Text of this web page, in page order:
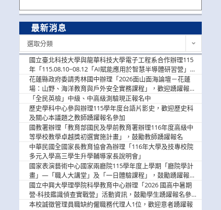
最新消息
選取分類
國立臺北科技大學與龍華科技大學電子工程系合作辦理115
年「115.08.10~08.12「AI賦能應用於智慧半導體研習營」，
歡迎學生踴躍報名參加
花蓮縣政府委請秀林國中辦理「2026面山面海論壇－花蓮
場：山野、海洋教育與戶外安全實務課程」，歡迎踴躍報名
參加
「全民英檢」中級、中高級測驗現正報名中
歷史學科中心參與辦理115學年度台語片影史，歡迎歷史科
及關心本議題之教師踴躍報名參加
國教署辦理「教育部國民及學前教育署辦理116年度高級中
等學校教學卓越獎初選實施計畫」，鼓勵教師踴躍報名
中華民國全國家長教育協會為辦理「116年大學及技專校院
多元入學高三學生升學輔導家長說明會」
國家表演藝術中心國家兩廳院115學年度上學期「廳院學計
畫」—「職人大講堂」及「一日體驗課程」，鼓勵踴躍報名
參與。
國立中興大學理學院科學教育中心辦理「2026 國高中暑期
營-科技鑑識偵查實戰營」活動資訊，鼓勵學生踴躍報名參
加。
本校誠徵管理員職缺約僱職務代理人1位，歡迎意者踴躍報